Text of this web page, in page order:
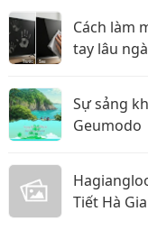
Cách làm
tay lâu
Sự sảng
Geumodo
Tiết Hà